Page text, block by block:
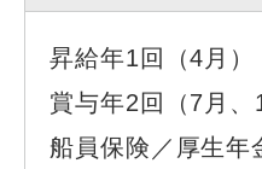
昇給年1回（4月）
賞与年2回（7月、
船員保険／厚生年